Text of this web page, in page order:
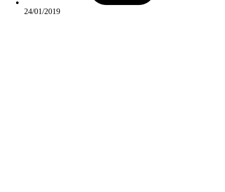
24/01/2019